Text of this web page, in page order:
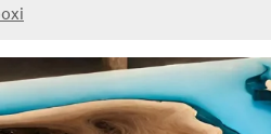
uma
Mesa
se
encontra